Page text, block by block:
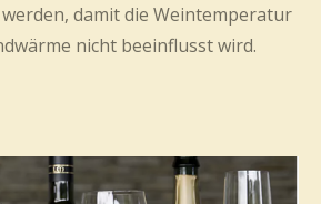
damit die Weintemperatur
nicht beeinflusst wird.